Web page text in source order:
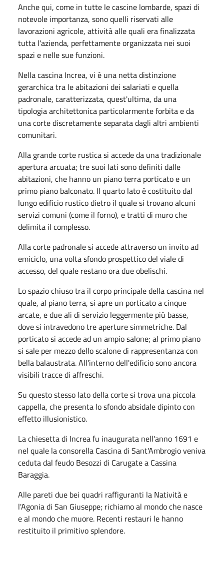
Anche qui, come in tutte le cascine lombarde, spazi di
notevole importanza, sono quelli riservati alle
lavorazioni agricole, attività alle quali era finalizzata
tutta l'azienda, perfettamente organizzata nei suoi
spazi e nelle sue funzioni.
Nella cascina Increa, vi è una netta distinzione
gerarchica tra le abitazioni dei salariati e quella
padronale, caratterizzata, quest'ultima, da una
tipologia architettonica particolarmente forbita e da
una corte discretamente separata dagli altri ambienti
comunitari.
Alla grande corte rustica si accede da una tradizionale
apertura arcuata; tre suoi lati sono definiti dalle
abitazioni, che hanno un piano terra porticato e un
primo piano balconato. Il quarto lato è costituito dal
lungo edificio rustico dietro il quale si trovano alcuni
servizi comuni (come il forno), e tratti di muro che
delimita il complesso.
Alla corte padronale si accede attraverso un invito ad
emiciclo, una volta sfondo prospettico del viale di
accesso, del quale restano ora due obelischi.
Lo spazio chiuso tra il corpo principale della cascina nel
quale, al piano terra, si apre un porticato a cinque
arcate, e due ali di servizio leggermente più basse,
dove si intravedono tre aperture simmetriche. Dal
porticato si accede ad un ampio salone; al primo piano
si sale per mezzo dello scalone di rappresentanza con
bella balaustrata. All'interno dell'edificio sono ancora
visibili tracce di affreschi.
Su questo stesso lato della corte si trova una piccola
cappella, che presenta lo sfondo absidale dipinto con
effetto illusionistico.
La chiesetta di Increa fu inaugurata nell'anno 1691 e
nel quale la consorella Cascina di Sant'Ambrogio veniva
ceduta dal feudo Besozzi di Carugate a Cassina
Baraggia.
Alle pareti due bei quadri raffiguranti la Natività e
l'Agonia di San Giuseppe; richiamo al mondo che nasce
e al mondo che muore. Recenti restauri le hanno
restituito il primitivo splendore.